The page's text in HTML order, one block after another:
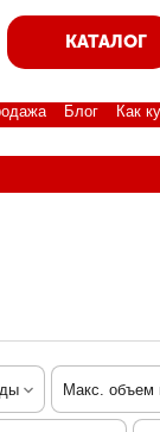
КАТАЛОГ
Блог Как
Макс. объем